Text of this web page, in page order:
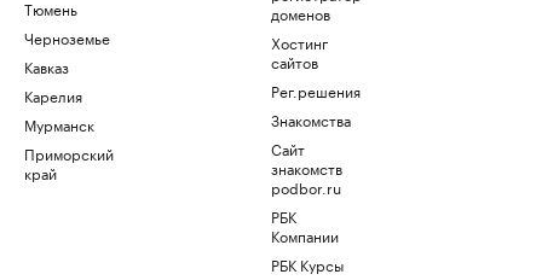
Тюмень
Черноземье
Кавказ
Карелия
Мурманск
Приморский
край
доменов
Хостинг
сайтов
Рег.решения
Знакомства
Сайт
знакомств
podbor.ru
РБК
Компании
РБК Курсы